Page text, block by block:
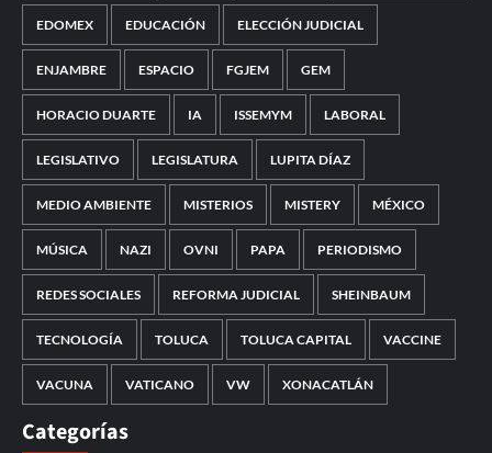
EDOMEX EDUCACIÓN ELECCIÓN JUDICIAL
ENJAMBRE ESPACIO FGJEM GEM
HORACIO DUARTE IA ISSEMYM LABORAL
LEGISLATIVO LEGISLATURA LUPITA DÍAZ
MEDIO AMBIENTE MISTERIOS MISTERY MÉXICO
MÚSICA NAZI OVNI PAPA PERIODISMO
REDES SOCIALES REFORMA JUDICIAL SHEINBAUM
TECNOLOGÍA TOLUCA TOLUCA CAPITAL VACCINE
VACUNA VATICANO VW XONACATLÁN
Categorías